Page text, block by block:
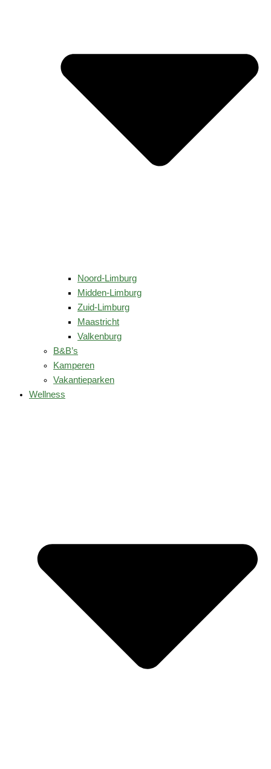
Noord-Limburg
Midden-Limburg
Zuid-Limburg
Maastricht
Valkenburg
B&B’s
Kamperen
Vakantieparken
Wellness